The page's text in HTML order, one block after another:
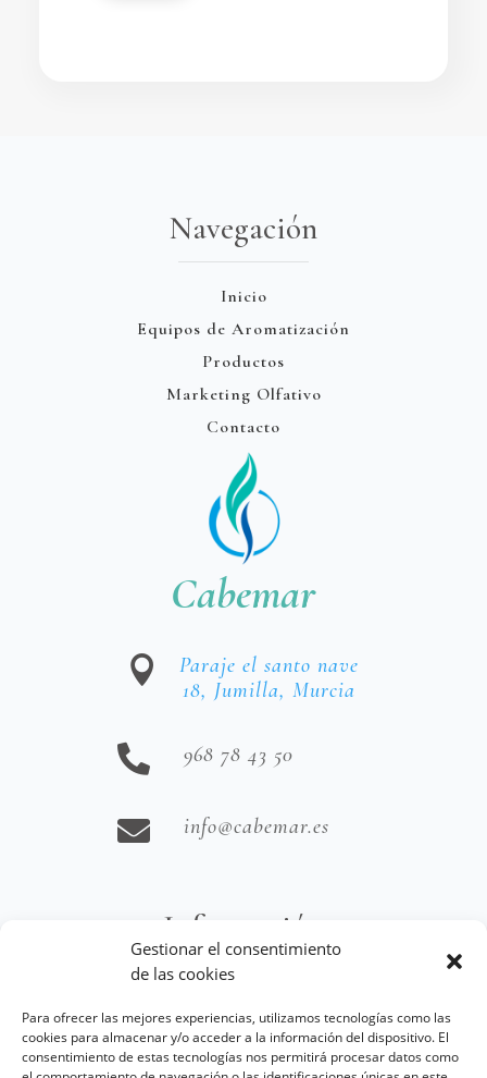
Gestionar el consentimiento
de las cookies
Para ofrecer las mejores experiencias, utilizamos tecnologías como las
cookies para almacenar y/o acceder a la información del dispositivo. El
consentimiento de estas tecnologías nos permitirá procesar datos como
Navegación
Inicio
Equipos de Aromatización
Productos
Marketing Olfativo
Contacto
Cabemar

Paraje el santo nave
18, Jumilla, Murcia
 968 78 43 50
 info@cabemar.es
Información
Política de Cookies
Términos y Condiciones de Venta